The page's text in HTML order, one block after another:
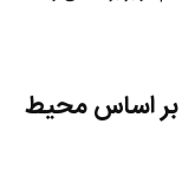
بر اساس محیط